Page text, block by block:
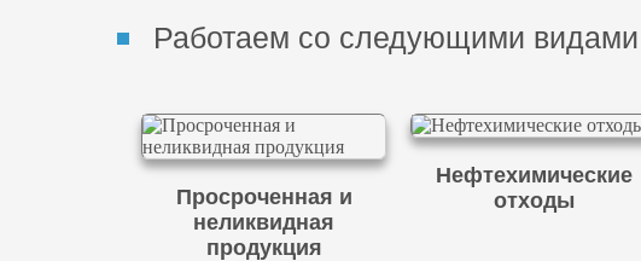
Работаем со следующими видами
Просроченная и
неликвидная
продукция
Нефтехимические
отходы